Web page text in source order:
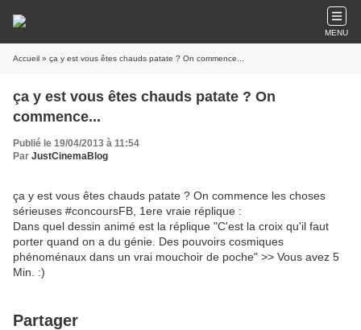
MENU
Accueil » ça y est vous êtes chauds patate ? On commence...
ça y est vous êtes chauds patate ? On
commence...
Publié le 19/04/2013 à 11:54
Par JustCinemaBlog
ça y est vous êtes chauds patate ? On commence les choses
sérieuses #concoursFB, 1ere vraie réplique :
Dans quel dessin animé est la réplique "C'est la croix qu'il faut
porter quand on a du génie. Des pouvoirs cosmiques
phénoménaux dans un vrai mouchoir de poche" >> Vous avez 5
Min. :)
Partager